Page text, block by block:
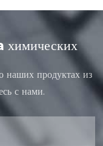
химических
наших продуктах из
с нами.